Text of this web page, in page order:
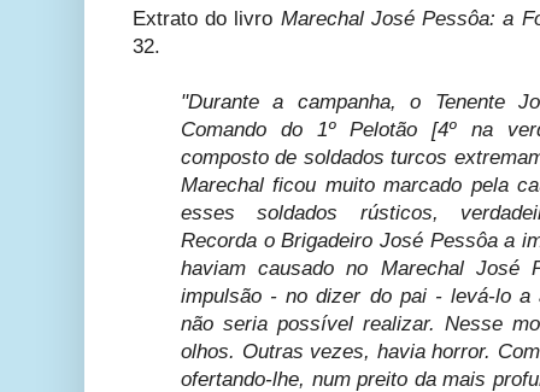
Extrato do livro Marechal José Pessôa: a
32.
"Durante a campanha, o Tenente
Comando do 1º Pelotão [4º na
composto de soldados turcos
Marechal ficou muito marcado pela
esses soldados rústicos,
Recorda o Brigadeiro José Pessôa a
haviam causado no Marechal José
impulsão - no dizer do pai - levá-lo a
não seria possível realizar. Nesse
olhos. Outras vezes, havia horror.
ofertando-lhe, num preito da mais